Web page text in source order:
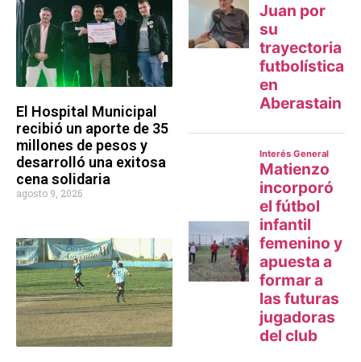
El Hospital Municipal
recibió un aporte de 35
millones de pesos y
desarrolló una exitosa
cena solidaria
agosto 9, 2026